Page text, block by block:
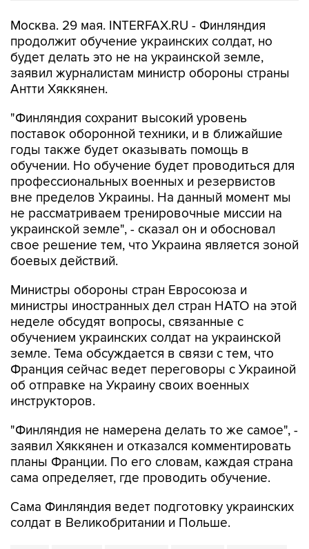
Москва. 29 мая. INTERFAX.RU - Финляндия
продолжит обучение украинских солдат, но
будет делать это не на украинской земле,
заявил журналистам министр обороны страны
Антти Хяккянен.
"Финляндия сохранит высокий уровень
поставок оборонной техники, и в ближайшие
годы также будет оказывать помощь в
обучении. Но обучение будет проводиться для
профессиональных военных и резервистов
вне пределов Украины. На данный момент мы
не рассматриваем тренировочные миссии на
украинской земле", - сказал он и обосновал
свое решение тем, что Украина является зоной
боевых действий.
Министры обороны стран Евросоюза и
министры иностранных дел стран НАТО на этой
неделе обсудят вопросы, связанные с
обучением украинских солдат на украинской
земле. Тема обсуждается в связи с тем, что
Франция сейчас ведет переговоры с Украиной
об отправке на Украину своих военных
инструкторов.
"Финляндия не намерена делать то же самое", -
заявил Хяккянен и отказался комментировать
планы Франции. По его словам, каждая страна
сама определяет, где проводить обучение.
Сама Финляндия ведет подготовку украинских
солдат в Великобритании и Польше.